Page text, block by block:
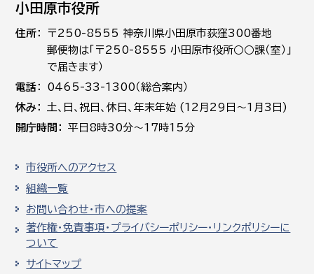
小田原市役所
住所
〒250-8555 神奈川県小田原市荻窪300番地
郵便物は「〒250-8555 小田原市役所○○課（室）」
で届きます）
電話
0465-33-1300（総合案内）
休み
土､日､祝日、休日、年末年始 (12月29日～1月3日)
開庁時間
平日8時30分～17時15分
市役所へのアクセス
組織一覧
お問い合わせ・市への提案
著作権・免責事項・プライバシーポリシー・リンクポリシーに
ついて
サイトマップ